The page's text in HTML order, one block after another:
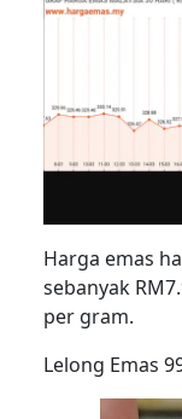
Harga emas
sebanyak
per gram.
Lelong Emas